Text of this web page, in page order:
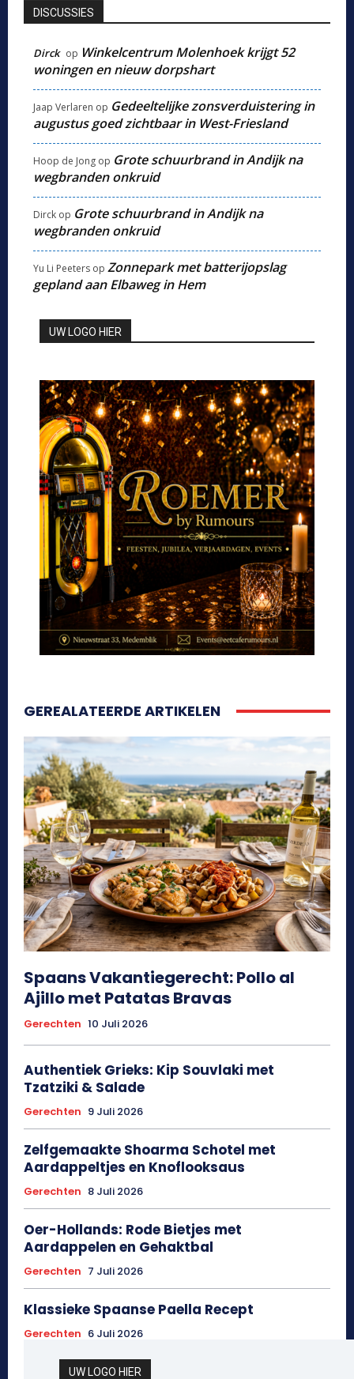
DISCUSSIES
Dirck op Winkelcentrum Molenhoek krijgt 52
woningen en nieuw dorpshart
Jaap Verlaren op Gedeeltelijke zonsverduistering in
augustus goed zichtbaar in West-Friesland
Hoop de Jong op Grote schuurbrand in Andijk na
wegbranden onkruid
Dirck op Grote schuurbrand in Andijk na
wegbranden onkruid
Yu Li Peeters op Zonnepark met batterijopslag
gepland aan Elbaweg in Hem
UW LOGO HIER
GEREALATEERDE ARTIKELEN
Spaans Vakantiegerecht: Pollo al
Ajillo met Patatas Bravas
Gerechten 10 Juli 2026
Authentiek Grieks: Kip Souvlaki met
Tzatziki & Salade
Gerechten 9 Juli 2026
Zelfgemaakte Shoarma Schotel met
Aardappeltjes en Knoflooksaus
Gerechten 8 Juli 2026
Oer-Hollands: Rode Bietjes met
Aardappelen en Gehaktbal
Gerechten 7 Juli 2026
Klassieke Spaanse Paella Recept
Gerechten 6 Juli 2026
UW LOGO HIER